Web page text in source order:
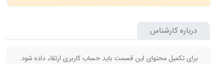
درباره کارشناس
برای تکمیل محتوای این قسمت باید حساب کاربری ارتقاء داده شود.